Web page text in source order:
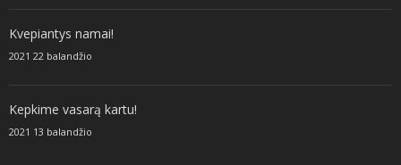
Kvepiantys namai!
2021 22 balandžio
Kepkime vasarą kartu!
2021 13 balandžio